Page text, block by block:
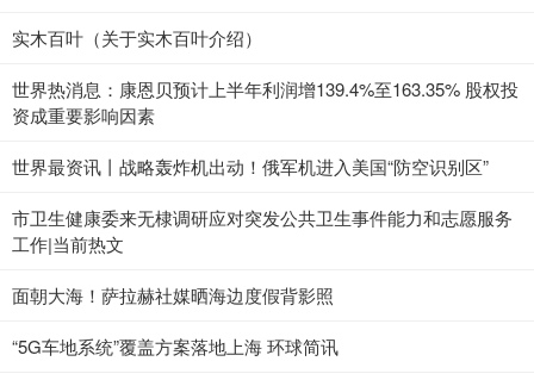
实木百叶（关于实木百叶介绍）
世界热消息：康恩贝预计上半年利润增139.4%至163.35% 股权投
资成重要影响因素
世界最资讯丨战略轰炸机出动！俄军机进入美国“防空识别区”
市卫生健康委来无棣调研应对突发公共卫生事件能力和志愿服务
工作|当前热文
面朝大海！萨拉赫社媒晒海边度假背影照
“5G车地系统”覆盖方案落地上海 环球简讯